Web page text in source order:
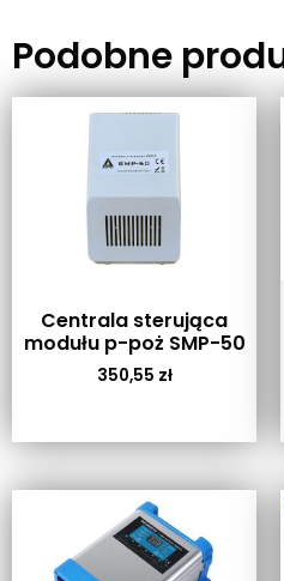
Podobne
Centrala sterująca
modułu p-poż SMP-50
350,55 zł